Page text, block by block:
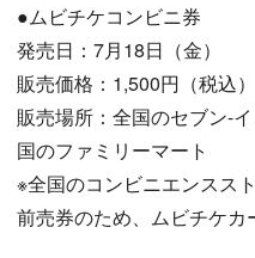
●ムビチケコンビニ券
発売日：7月18日（金）
販売価格：1,500円（税込）
販売場所：全国のセブン-
国のファミリーマート
※全国のコンビニエンスス
前売券のため、ムビチケカ